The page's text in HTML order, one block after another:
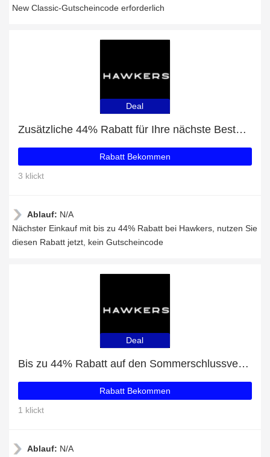
New Classic-Gutscheincode erforderlich
Deal
Zusätzliche 44% Rabatt für Ihre nächste Bestellung
Rabatt Bekommen
3 klickt
Ablauf: N/A
Nächster Einkauf mit bis zu 44% Rabatt bei Hawkers, nutzen Sie
diesen Rabatt jetzt, kein Gutscheincode
Deal
Bis zu 44% Rabatt auf den Sommerschlussverkauf
Rabatt Bekommen
1 klickt
Ablauf: N/A